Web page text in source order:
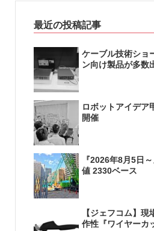
最近の投稿記事
ケーブル技術シ
ン向け製品が多数
ロボットアイデア
開催
『2026年8月5日
値 2330ベース
【ジェフコム】
作性『ワイヤーカ